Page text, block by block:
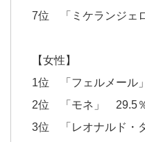
7位 「ミケランジェ
【女性】
1位 「フェルメール
2位 「モネ」 29.5
3位 「レオナルド・